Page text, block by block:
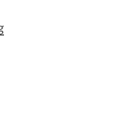
“Foto